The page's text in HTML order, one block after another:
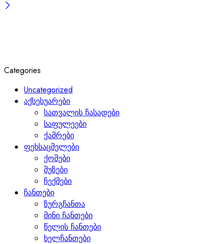
Categories
Uncategorized
აქსესუარები
სათვალის ჩასადები
საფულეები
ქამრები
ფეხსაცმელები
ქოშები
შუზები
ჩექმები
ჩანთები
ზურგჩანთა
მინი ჩანთები
წელის ჩანთები
ხელჩანთები